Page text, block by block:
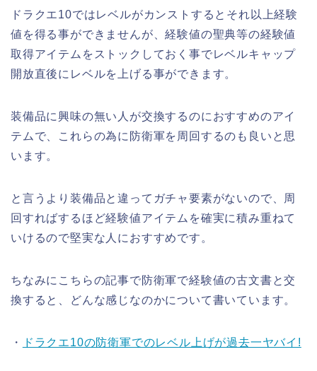
ドラクエ10ではレベルがカンストするとそれ以上経験
値を得る事ができませんが、経験値の聖典等の経験値
取得アイテムをストックしておく事でレベルキャップ
開放直後にレベルを上げる事ができます。
装備品に興味の無い人が交換するのにおすすめのアイ
テムで、これらの為に防衛軍を周回するのも良いと思
います。
と言うより装備品と違ってガチャ要素がないので、周
回すればするほど経験値アイテムを確実に積み重ねて
いけるので堅実な人におすすめです。
ちなみにこちらの記事で防衛軍で経験値の古文書と交
換すると、どんな感じなのかについて書いています。
・ ドラクエ10の防衛軍でのレベル上げが過去一ヤバイ!